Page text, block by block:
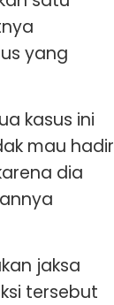
yang
kasus ini
mau hadir
dia
jaksa
tersebut